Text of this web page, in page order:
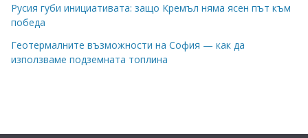
Русия губи инициативата: защо Кремъл няма ясен път към
победа
Геотермалните възможности на София — как да
използваме подземната топлина